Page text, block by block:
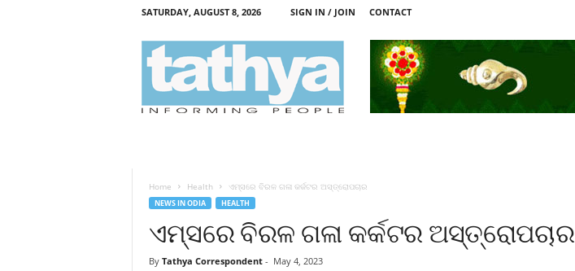
SATURDAY, AUGUST 8, 2026 SIGN IN / JOIN CONTACT
Home Health ଏମ୍‌ସରେ ବିରଳ ଗଳା କର୍କଟର ଅସ୍ତ୍ରୋପଚାର
NEWS IN ODIA HEALTH
ଏମ୍‌ସରେ ବିରଳ ଗଳା କର୍କଟର ଅସ୍ତ୍ରୋପଚାର
By Tathya Correspondent- May 4, 2023